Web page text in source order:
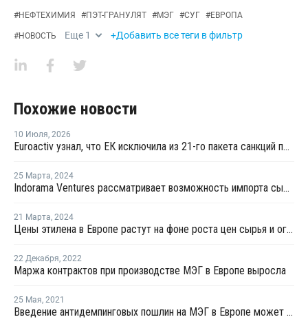
#НЕФТЕХИМИЯ #ПЭТ-ГРАНУЛЯТ #МЭГ #СУГ #ЕВРОПА
#НОВОСТЬ Еще 1 +Добавить все теги в фильтр
Похожие новости
10 Июля, 2026
Euroactiv узнал, что ЕК исключила из 21-го пакета санкций против России
25 Марта, 2024
Indorama Ventures рассматривает возможность импорта сырья из Азии
21 Марта, 2024
Цены этилена в Европе растут на фоне роста цен сырья и ограниченных поставок
22 Декабря, 2022
Маржа контрактов при производстве МЭГ в Европе выросла
25 Мая, 2021
Введение антидемпинговых пошлин на МЭГ в Европе может повлиять на ценообразование ПЭТ